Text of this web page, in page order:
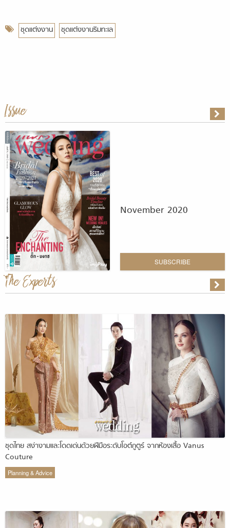
ชุดแต่งงาน ชุดแต่งงานริมทะเล
Issue
November 2020
SUBSCRIBE
The Experts
ชุดไทย สง่างามและโดดเด่นด้วยฝีมือระดับโอต์กูตูร์ จากห้องเสื้อ Vanus
Couture
Planning & Advice